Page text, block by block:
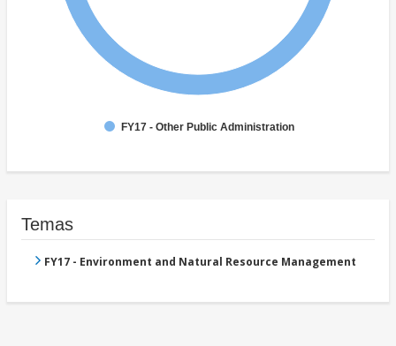
FY17 - Other Public Administration
Temas
FY17 - Environment and Natural Resource Management